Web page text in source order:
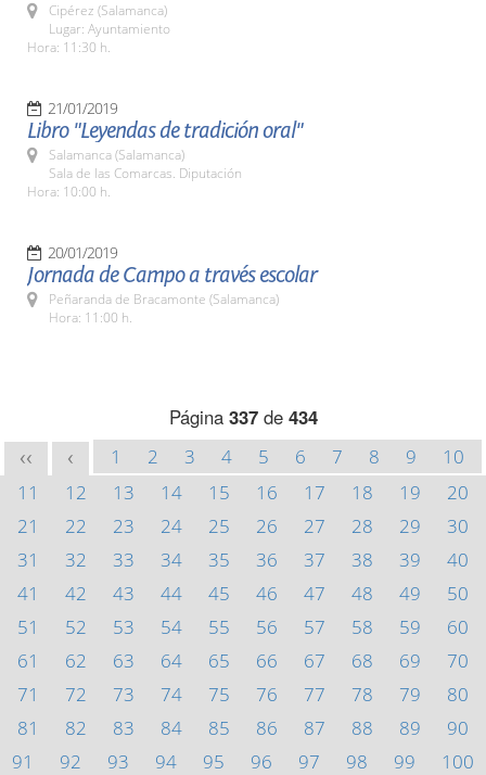
Cipérez (Salamanca)
Lugar: Ayuntamiento
Hora: 11:30 h.
21/01/2019
Libro "Leyendas de tradición oral"
Salamanca (Salamanca)
Sala de las Comarcas. Diputación
Hora: 10:00 h.
20/01/2019
Jornada de Campo a través escolar
Peñaranda de Bracamonte (Salamanca)
Hora: 11:00 h.
Página 337de 434
<< < 1 2 3 4 5 6 7 8 9
10
11
12 13 14 15 16 17 18 19
20
21
22 23 24 25 26 27 28 29
30
31
32 33 34 35 36 37 38 39
40
41
42 43 44 45 46 47 48 49
50
51
52 53 54 55 56 57 58 59
60
61
62 63 64 65 66 67 68 69
70
71
72 73 74 75 76 77 78 79
80
81
82 83 84 85 86 87 88 89
90
91
92 93 94 95 96 97 98 99
100